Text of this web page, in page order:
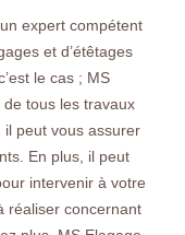
expert compétent
et d’étêtages
le cas ; MS
tous les travaux
il peut vous assurer
En plus, il peut
intervenir à votre
réaliser concernant